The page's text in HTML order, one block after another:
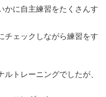
かに自主練習をたくさんす
チェックしながら練習をす
トレーニングでしたが、